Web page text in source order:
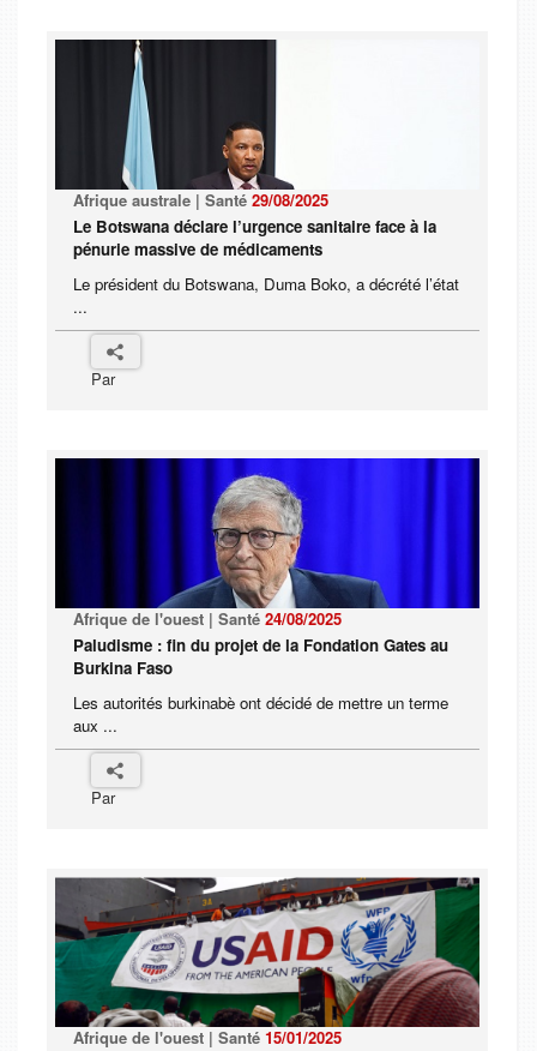
Afrique australe | Santé 29/08/2025
Le Botswana déclare l’urgence sanitaire face à la
pénurie massive de médicaments
Le président du Botswana, Duma Boko, a décrété l’état
...
Par
Afrique de l'ouest | Santé 24/08/2025
Paludisme : fin du projet de la Fondation Gates au
Burkina Faso
Les autorités burkinabè ont décidé de mettre un terme
aux ...
Par
Afrique de l'ouest | Santé 15/01/2025